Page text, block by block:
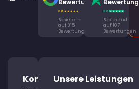
Basierend
auf 315
Bewertungen
Basierend
auf 107
Bewertungen
KontaktiereUnsere Leistungen